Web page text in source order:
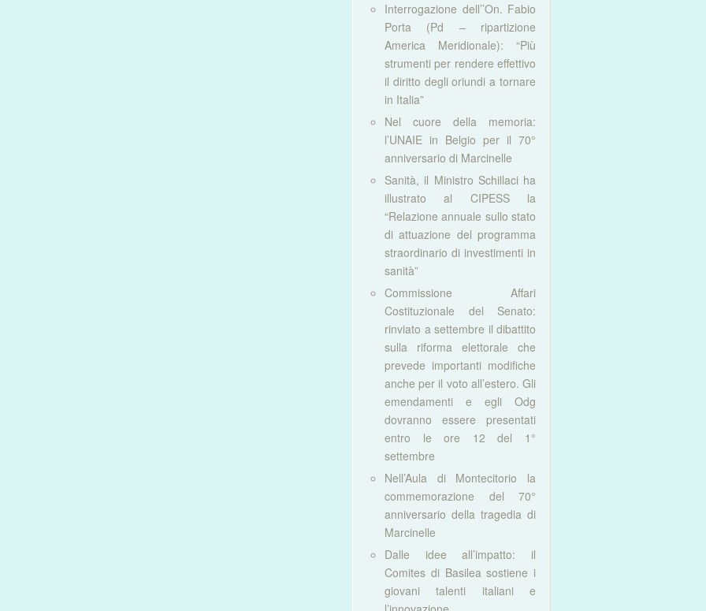
Interrogazione dell’’On. Fabio
Porta (Pd – ripartizione
America Meridionale): “Più
strumenti per rendere effettivo
il diritto degli oriundi a tornare
in Italia”
Nel cuore della memoria:
l’UNAIE in Belgio per il 70°
anniversario di Marcinelle
Sanità, il Ministro Schillaci ha
illustrato al CIPESS la
“Relazione annuale sullo stato
di attuazione del programma
straordinario di investimenti in
sanità”
Commissione Affari
Costituzionale del Senato:
rinviato a settembre il dibattito
sulla riforma elettorale che
prevede importanti modifiche
anche per il voto all’estero. Gli
emendamenti e egli Odg
dovranno essere presentati
entro le ore 12 del 1°
settembre
Nell’Aula di Montecitorio la
commemorazione del 70°
anniversario della tragedia di
Marcinelle
Dalle idee all’impatto: il
Comites di Basilea sostiene i
giovani talenti italiani e